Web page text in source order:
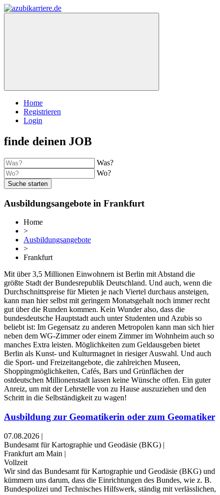
Home
Registrieren
Login
finde deinen JOB
Was?
Wo?
Suche starten
Ausbildungsangebote in Frankfurt
Home
>
Ausbildungsangebote
>
Frankfurt
Mit über 3,5 Millionen Einwohnern ist Berlin mit Abstand die
größte Stadt der Bundesrepublik Deutschland. Und auch, wenn die
Durchschnittspreise für Mieten je nach Viertel durchaus ansteigen,
kann man hier selbst mit geringem Monatsgehalt noch immer recht
gut über die Runden kommen. Kein Wunder also, dass die
bundesdeutsche Hauptstadt auch unter Studenten und Azubis so
beliebt ist: Im Gegensatz zu anderen Metropolen kann man sich hier
neben dem WG-Zimmer oder einem Zimmer im Wohnheim auch so
manches Extra leisten. Möglichkeiten zum Geldausgeben bietet
Berlin als Kunst- und Kulturmagnet in riesiger Auswahl. Und auch
die Sport- und Freizeitangebote, die zahlreichen Museen,
Shoppingmöglichkeiten, Cafés, Bars und Grünflächen der
ostdeutschen Millionenstadt lassen keine Wünsche offen. Ein guter
Anreiz, um mit der Lehrstelle von zu Hause auszuziehen und den
Schritt in die Selbständigkeit zu wagen!
Ausbildung zur Geomatikerin oder zum Geomatiker
07.08.2026 |
Bundesamt für Kartographie und Geodäsie (BKG) |
Frankfurt am Main |
Vollzeit
Wir sind das Bundesamt für Kartographie und Geodäsie (BKG) und
kümmern uns darum, dass die Einrichtungen des Bundes, wie z. B.
Bundes­polizei und Technisches Hilfswerk, ständig mit verlässlichen,